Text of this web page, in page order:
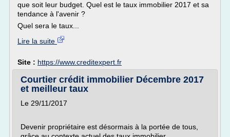
que soit leur budget. Quel est le taux immobilier 2017 et sa
tendance à l'avenir ?
Quel sera le taux...
Lire la suite
Site : https://www.creditexpert.fr
Courtier crédit immobilier Décembre 2017
et meilleur taux
Le 29/11/2017
Devenir propriétaire est désormais à la portée de tous,